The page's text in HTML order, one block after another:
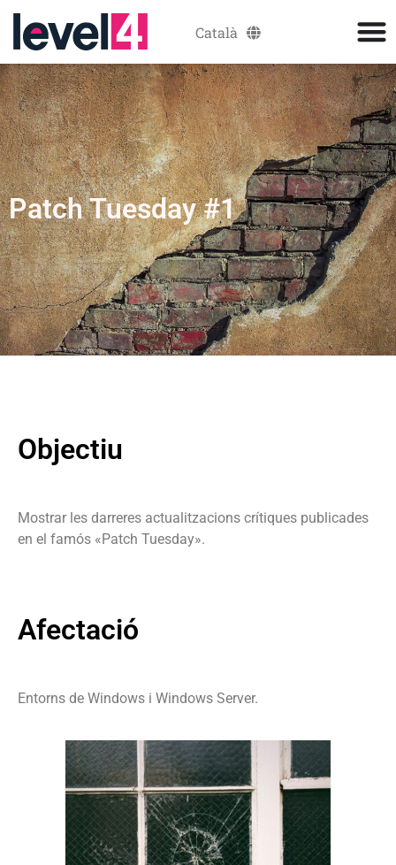
Català
Español
Patch Tuesday #1
Objectiu
Mostrar les darreres actualitzacions crítiques publicades
en el famós «Patch Tuesday».
Afectació
Entorns de Windows i Windows Server.